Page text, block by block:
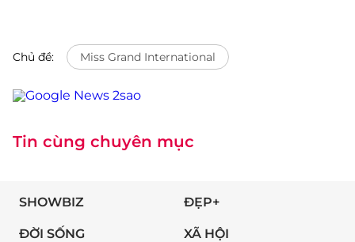
Chủ đề: Miss Grand International
Tin cùng chuyên mục
SHOWBIZ ĐẸP+
ĐỜI SỐNG XÃ HỘI